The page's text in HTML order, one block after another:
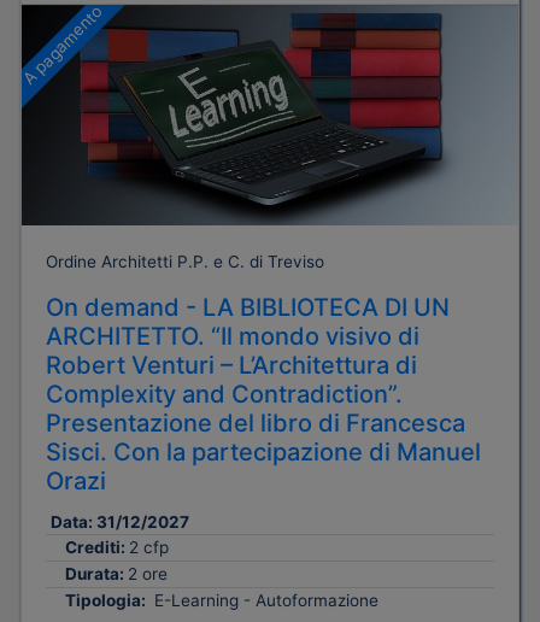
A pagamento
Ordine Architetti P.P. e C. di Treviso
On demand - LA BIBLIOTECA DI UN
ARCHITETTO. “Il mondo visivo di
Robert Venturi – L’Architettura di
Complexity and Contradiction”.
Presentazione del libro di Francesca
Sisci. Con la partecipazione di Manuel
Orazi
Data: 31/12/2027
Crediti: 2 cfp
Durata: 2 ore
Tipologia: E-Learning - Autoformazione